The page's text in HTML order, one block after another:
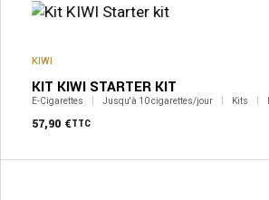
KIWI
KIT KIWI STARTER KIT
E-Cigarettes Jusqu'à 10 cigarettes/jour Kits
57,90 €TTC